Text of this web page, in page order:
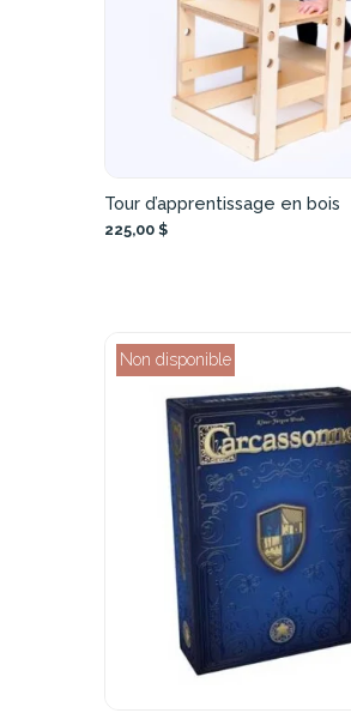
Tour d’apprentissage en bois
225,00 $
Non disponible